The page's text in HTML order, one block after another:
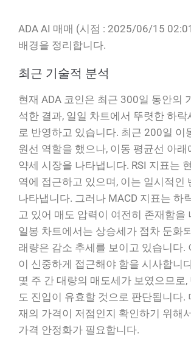
ADA AI 매매 (시점 : 2025/06/15
배경을 정리합니다.
최근 기술적 분석
현재 ADA 코인은 최근 300일 동안의
석한 결과, 일일 차트에서 뚜렷한 하락
로 반영하고 있습니다. 최근 200일 이
원선 역할을 했으나, 이동 평균선 아
약세 시장을 나타냅니다. RSI 지표는
역에 접근하고 있으며, 이는 일시적인
나타냅니다. 그러나 MACD 지표는 하
고 있어 매도 압력이 여전히 존재함을
일봉 차트에서는 상승세가 점차 둔화
래량은 감소 추세를 보이고 있습니다.
이 신중하게 접근해야 함을 시사합니
몇 주 간 대량의 매도세가 보였으므로,
도 진입이 유효할 것으로 판단됩니다.
재의 가격이 저점인지 확인하기 위해
가격 안정화가 필요합니다.